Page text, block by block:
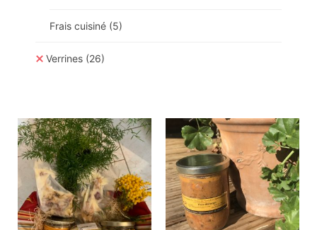
Frais cuisiné (5)
Verrines (26)